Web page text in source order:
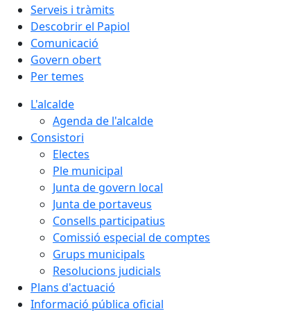
Serveis i tràmits
Descobrir el Papiol
Comunicació
Govern obert
Per temes
L'alcalde
Agenda de l'alcalde
Consistori
Electes
Ple municipal
Junta de govern local
Junta de portaveus
Consells participatius
Comissió especial de comptes
Grups municipals
Resolucions judicials
Plans d'actuació
Informació pública oficial